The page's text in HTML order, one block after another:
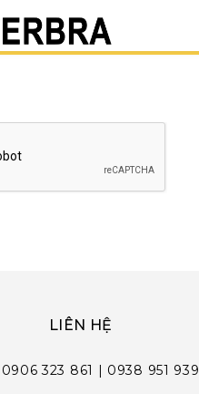
LIÊN HỆ
0906 323 861 | 0938 951 939